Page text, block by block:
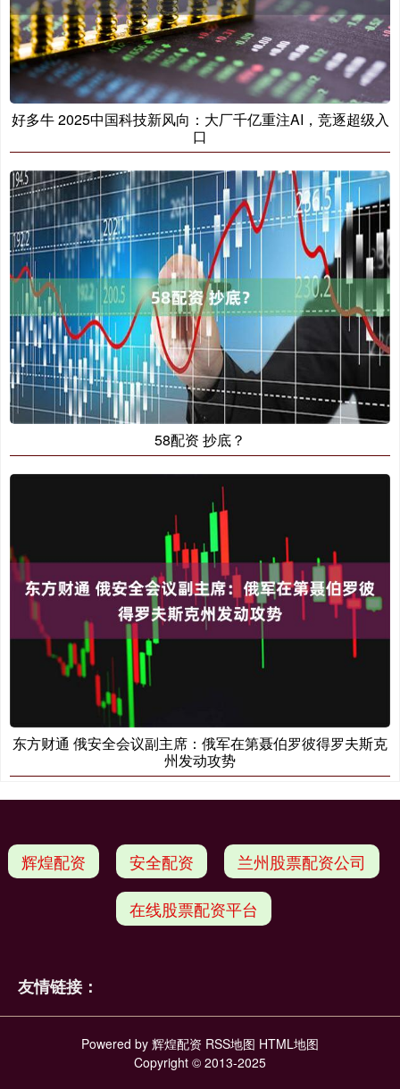
好多牛 2025中国科技新风向：大厂千亿重注AI，竞逐超级入
口
58配资 抄底？
东方财通 俄安全会议副主席：俄军在第聂伯罗彼得罗夫斯克
州发动攻势
辉煌配资 安全配资 兰州股票配资公司
在线股票配资平台
友情链接：
Powered by 辉煌配资 RSS地图 HTML地图
Copyright © 2013-2025